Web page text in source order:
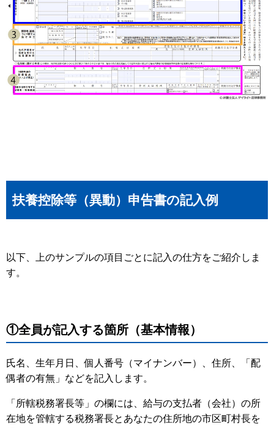
扶養控除等（異動）申告書の記入例
以下、上のサンプルの項目ごとに記入の仕方をご紹介しま
す。
①全員が記入する箇所（基本情報）
氏名、生年月日、個人番号（マイナンバー）、住所、「配
偶者の有無」などを記入します。
「所轄税務署長等」の欄には、給与の支払者（会社）の所
在地を管轄する税務署長とあなたの住所地の市区町村長を